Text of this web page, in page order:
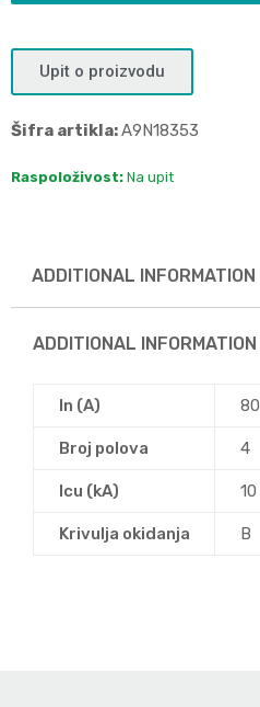
Upit o proizvodu
Šifra artikla:A9N18353
Raspoloživost: Na upit
ADDITIONAL INFORMATION
ADDITIONAL INFORMATION
In (A) 80
Broj polova 4
Icu (kA) 10
Krivulja okidanja B